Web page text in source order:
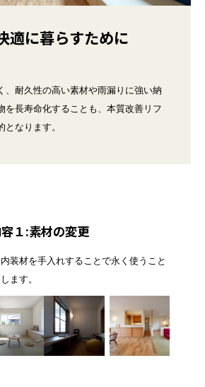
適に暮らすために
、耐久性の高い素材や雨漏りに強い納
を長寿命化することも、本質改善リフ
となります。
１:素材の変更
装材を手入れすることで永く使うこと
ます。